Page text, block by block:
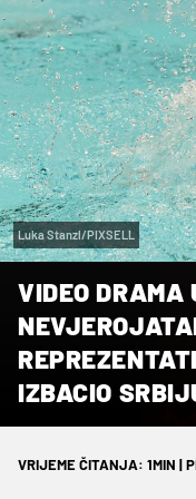
Luka Stanzl/PIXSELL
VIDEO DRAMA
IZBACIO
VRIJEME ČITANJA: 1MIN |